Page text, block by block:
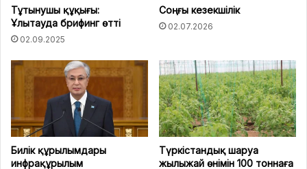
Тұтынушы құқығы:
Ұлытауда брифинг өтті
02.09.2025
Соңғы кезекшілік
02.07.2026
Билік құрылымдары
инфрақұрылым
Түркістандық шаруа
жылыжай өнімін 100 тоннаға